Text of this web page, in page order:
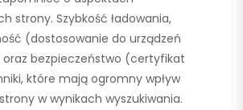
strony. Szybkość ładowania,
(dostosowanie do urządzeń
bezpieczeństwo (certyfikat
które mają ogromny wpływ
w wynikach wyszukiwania.